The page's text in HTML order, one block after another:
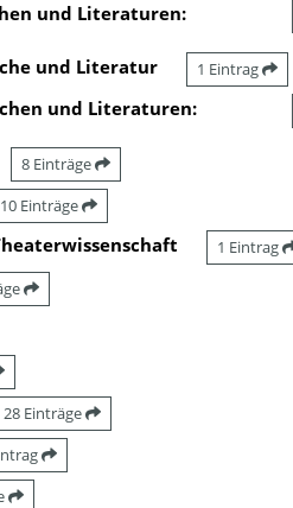
und Literaturen:
und Literatur 1 Eintrag
und Literaturen:
8 Einträge
10 Einträge
1 Eintrag
28 Einträge